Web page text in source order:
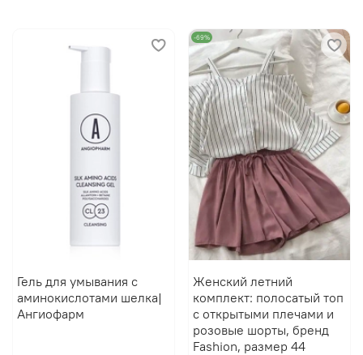
Гель для умывания с
аминокислотами шелка|
Ангиофарм
-69%
Женский летний
комплект: полосатый топ
с открытыми плечами и
розовые шорты, бренд
Fashion, размер 44